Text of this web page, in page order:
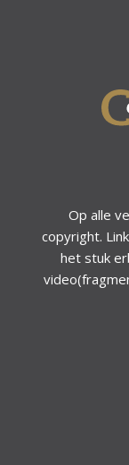
Op alle
copyright.
het stuk